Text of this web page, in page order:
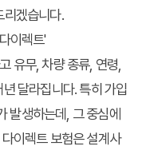
리겠습니다.
이렉트'
유무, 차량 종류, 연령,
달라집니다. 특히 가입
발생하는데, 그 중심에
이렉트 보험은 설계사